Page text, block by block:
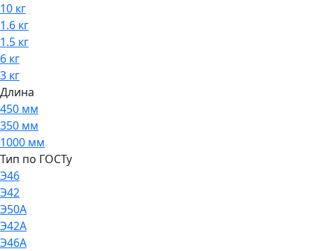
10 кг
1.6 кг
1.5 кг
6 кг
3 кг
Длина
450 мм
350 мм
1000 мм
Тип по ГОСТу
Э46
Э42
Э50А
Э42А
Э46А